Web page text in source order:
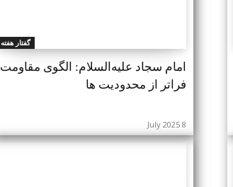
گفتار هفته
امام سجاد علیه‌السلام: الگوی مقاومت
فراتر از محدودیت ها
8 July 2025